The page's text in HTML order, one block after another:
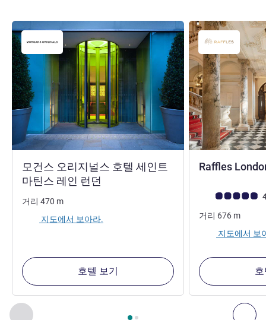
이전 - 주변에 있는 다른 시설 다
2/ 페이지 , 주변에 있는 다른 시설 1 :, 주변에 있는 다른 시
모건스 오리지널스 호텔 세인트
마틴스 레인 런던
거리 470 m
지도에서 보아라.
호텔 보기
Raffles
고객 평점 (ALL 평
거리 676 m
지도에서 보